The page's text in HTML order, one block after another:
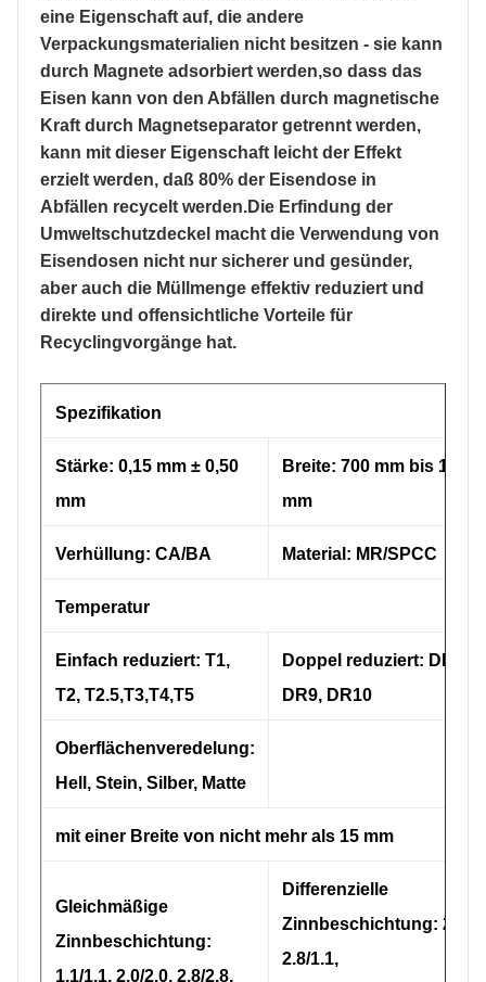
eine Eigenschaft auf, die andere
Verpackungsmaterialien nicht besitzen - sie kann
durch Magnete adsorbiert werden,so dass das
Eisen kann von den Abfällen durch magnetische
Kraft durch Magnetseparator getrennt werden,
kann mit dieser Eigenschaft leicht der Effekt
erzielt werden, daß 80% der Eisendose in
Abfällen recycelt werden.Die Erfindung der
Umweltschutzdeckel macht die Verwendung von
Eisendosen nicht nur sicherer und gesünder,
aber auch die Müllmenge effektiv reduziert und
direkte und offensichtliche Vorteile für
Recyclingvorgänge hat.
Spezifikation
Stärke: 0,15 mm ± 0,50
mm
Breite: 700 mm bis 1050
mm
Verhüllung: CA/BA Material: MR/SPCC
Temperatur
Einfach reduziert: T1,
T2, T2.5,T3,T4,T5
Doppel reduziert: DR8,
DR9, DR10
Oberflächenveredelung:
Hell, Stein, Silber, Matte
mit einer Breite von nicht mehr als 15 mm
Gleichmäßige
Zinnbeschichtung:
1,1/1.1, 2,0/2.0, 2.8/2.8,
Differenzielle
Zinnbeschichtung: 2,0/
2.8/1.1,